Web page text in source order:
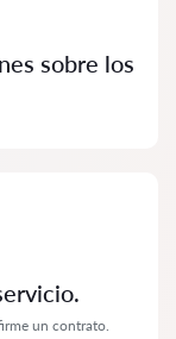
sobre los
un contrato.